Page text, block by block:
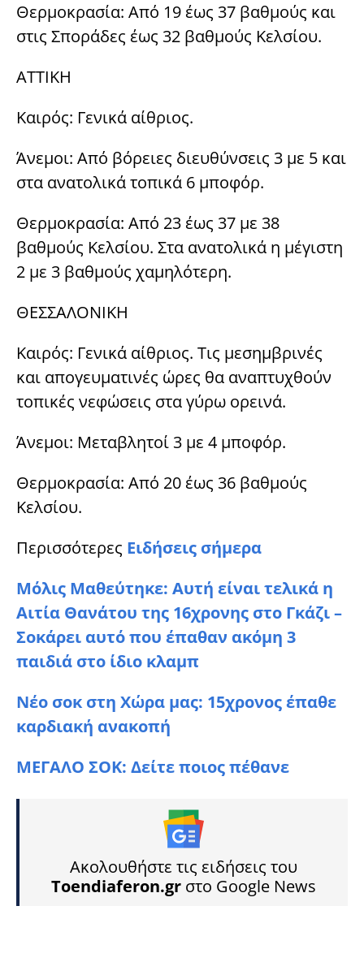
Θερμοκρασία: Από 19 έως 37 βαθμούς και
στις Σποράδες έως 32 βαθμούς Κελσίου.
ΑΤΤΙΚΗ
Καιρός: Γενικά αίθριος.
Άνεμοι: Από βόρειες διευθύνσεις 3 με 5 και
στα ανατολικά τοπικά 6 μποφόρ.
Θερμοκρασία: Από 23 έως 37 με 38
βαθμούς Κελσίου. Στα ανατολικά η μέγιστη
2 με 3 βαθμούς χαμηλότερη.
ΘΕΣΣΑΛΟΝΙΚΗ
Καιρός: Γενικά αίθριος. Τις μεσημβρινές
και απογευματινές ώρες θα αναπτυχθούν
τοπικές νεφώσεις στα γύρω ορεινά.
Άνεμοι: Μεταβλητοί 3 με 4 μποφόρ.
Θερμοκρασία: Από 20 έως 36 βαθμούς
Κελσίου.
Περισσότερες Ειδήσεις σήμερα
Μόλις Μαθεύτηκε: Αυτή είναι τελικά η
Αιτία Θανάτου της 16χρονης στο Γκάζι –
Σοκάρει αυτό που έπαθαν ακόμη 3
παιδιά στο ίδιο κλαμπ
Νέο σοκ στη Χώρα μας: 15χρονος έπαθε
καρδιακή ανακοπή
ΜΕΓΑΛΟ ΣΟK: Δείτε ποιος πέθανε
Ακολουθήστε τις ειδήσεις του
Toendiaferon.gr στο Google News